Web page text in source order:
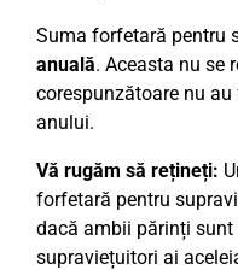
Suma forfetară pentru
anuală. Aceasta nu se
corespunzătoare nu
anului.
Vă rugăm să rețineți:
forfetară pentru
dacă ambii părinți
supraviețuitori ai